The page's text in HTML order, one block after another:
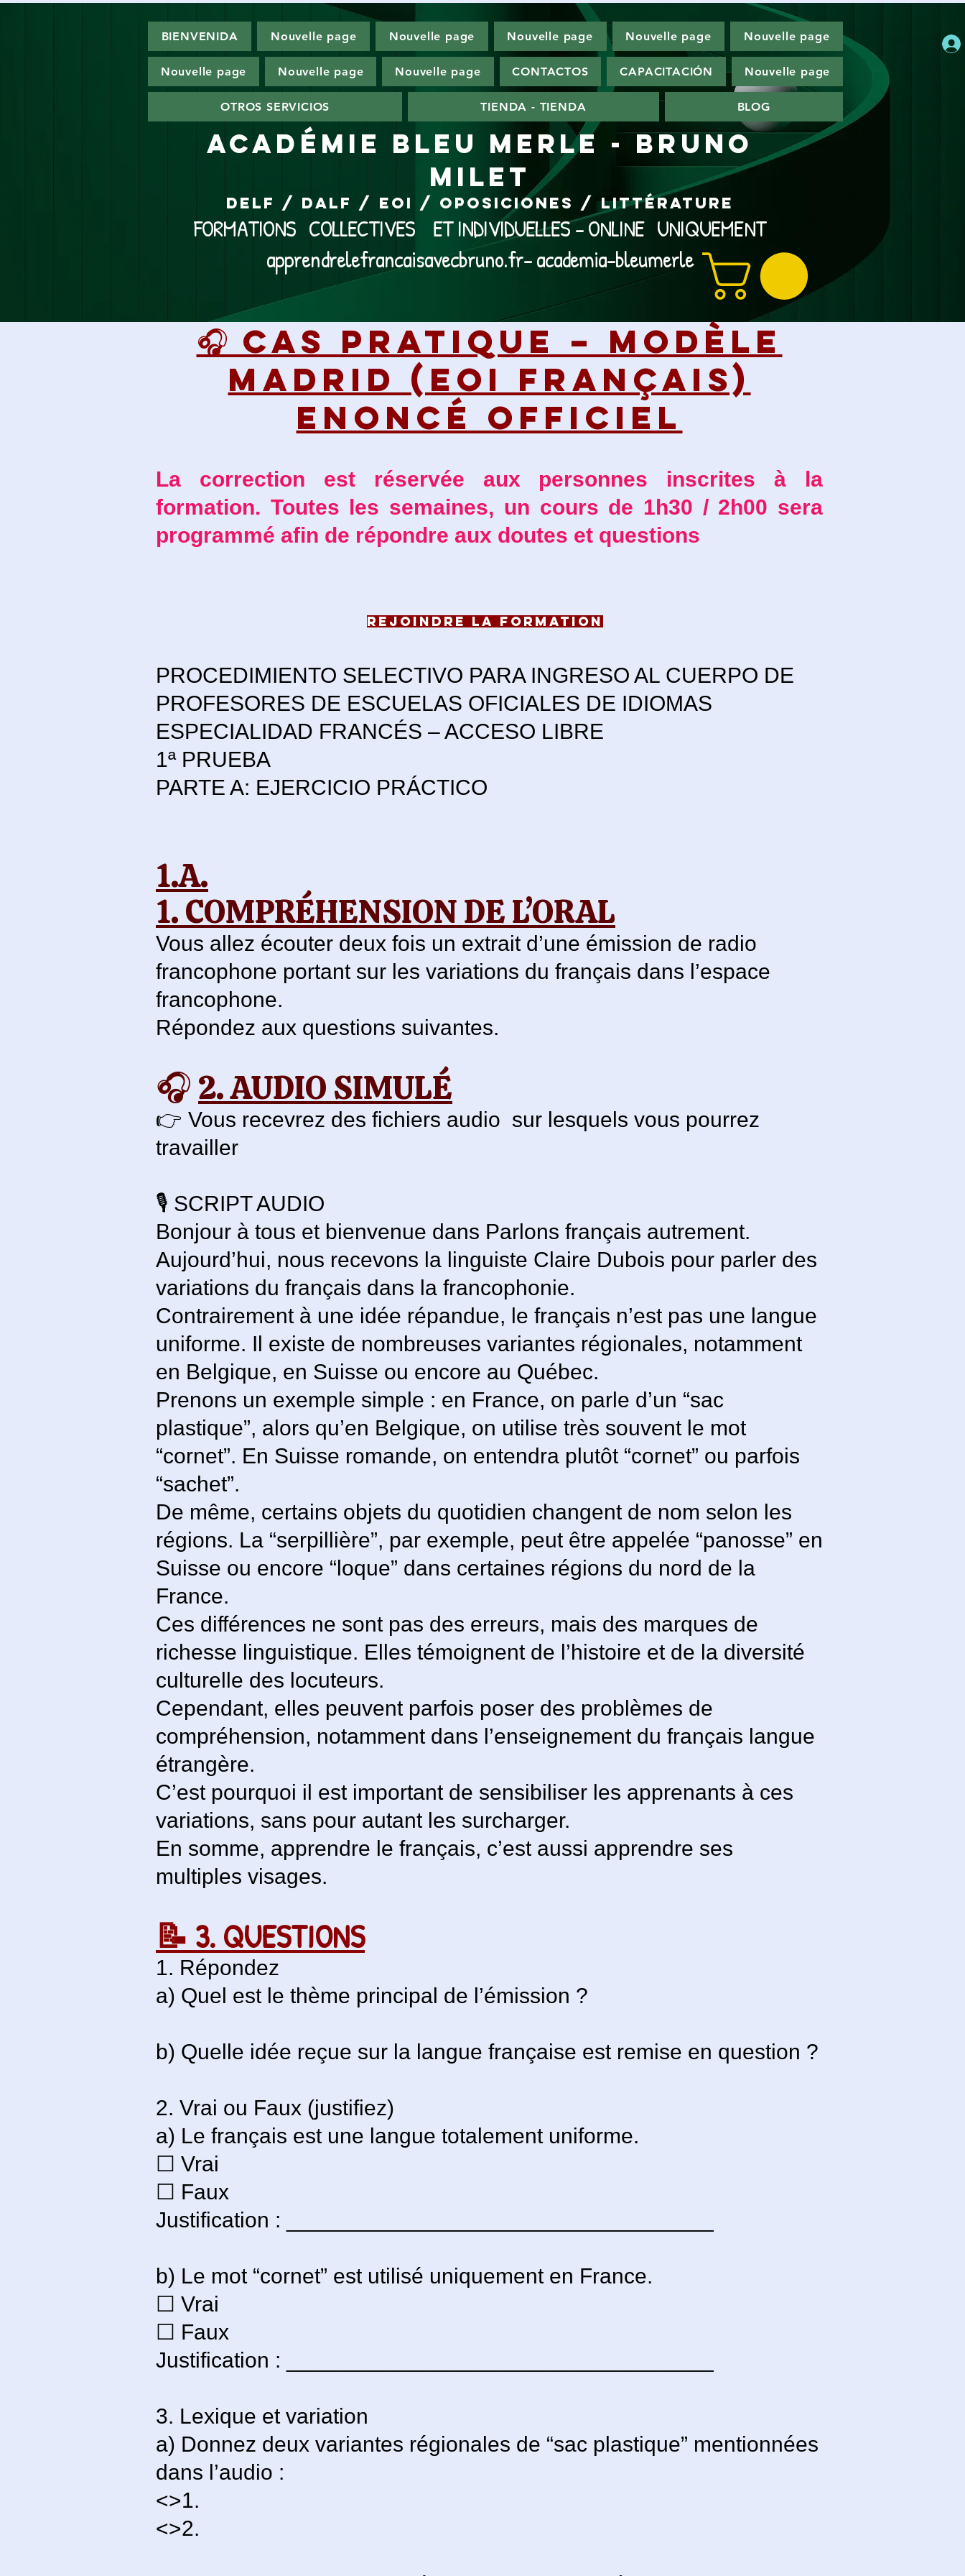
BIENVENIDA Nouvelle page Nouvelle page Nouvelle page Nouvelle page Nouvelle page
Nouvelle page Nouvelle page Nouvelle page CONTACTOS CAPACITACIÓN Nouvelle page
OTROS SERVICIOS TIENDA - TIENDA BLOG
ACADÉMIE BLEU MERLE - Bruno
MILET
DELF / DALF / EOI / Oposiciones / Littérature
FORMATIONS COLLECTIVES ET INDIVIDUELLES - ONLINE UNIQUEMENT
apprendrelefrancaisavecbruno.fr- academia-bleumerle
🎧 CAS PRATIQUE – MODÈLE
MADRID (EOI FRANÇAIS)
ENONCÉ OFFICIEL
La correction est réservée aux personnes inscrites à la
formation. Toutes les semaines, un cours de 1h30 / 2h00 sera
programmé afin de répondre aux doutes et questions
PROCEDIMIENTO SELECTIVO PARA INGRESO AL CUERPO DE
PROFESORES DE ESCUELAS OFICIALES DE IDIOMAS
ESPECIALIDAD FRANCÉS – ACCESO LIBRE
1ª PRUEBA
PARTE A: EJERCICIO PRÁCTICO
1.A.
1. COMPRÉHENSION DE L’ORAL
Vous allez écouter deux fois un extrait d’une émission de radio
francophone portant sur les variations du français dans l’espace
francophone.
Répondez aux questions suivantes.
🎧 2. AUDIO SIMULÉ
👉 Vous recevrez des fichiers audio sur lesquels vous pourrez
travailler
🎙️ SCRIPT AUDIO
Bonjour à tous et bienvenue dans Parlons français autrement.
Aujourd’hui, nous recevons la linguiste Claire Dubois pour parler des
variations du français dans la francophonie.
Contrairement à une idée répandue, le français n’est pas une langue
uniforme. Il existe de nombreuses variantes régionales, notamment
en Belgique, en Suisse ou encore au Québec.
Prenons un exemple simple : en France, on parle d’un “sac
plastique”, alors qu’en Belgique, on utilise très souvent le mot
“cornet”. En Suisse romande, on entendra plutôt “cornet” ou parfois
“sachet”.
De même, certains objets du quotidien changent de nom selon les
régions. La “serpillière”, par exemple, peut être appelée “panosse” en
Suisse ou encore “loque” dans certaines régions du nord de la
France.
Ces différences ne sont pas des erreurs, mais des marques de
richesse linguistique. Elles témoignent de l’histoire et de la diversité
culturelle des locuteurs.
Cependant, elles peuvent parfois poser des problèmes de
compréhension, notamment dans l’enseignement du français langue
étrangère.
C’est pourquoi il est important de sensibiliser les apprenants à ces
variations, sans pour autant les surcharger.
En somme, apprendre le français, c’est aussi apprendre ses
multiples visages.
📝 3. QUESTIONS
1. Répondez
a) Quel est le thème principal de l’émission ?
b) Quelle idée reçue sur la langue française est remise en question ?
2. Vrai ou Faux (justifiez)
a) Le français est une langue totalement uniforme.
☐ Vrai
☐ Faux
Justification : ___________________________________
b) Le mot “cornet” est utilisé uniquement en France.
☐ Vrai
☐ Faux
Justification : ___________________________________
3. Lexique et variation
a) Donnez deux variantes régionales de “sac plastique” mentionnées
dans l’audio :
<>1.
<>2.
REJOINDRE LA FORMATION